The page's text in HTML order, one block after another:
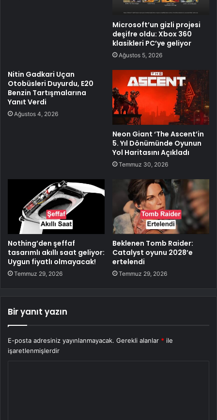
Microsoft’un gizli projesi
deşifre oldu: Xbox 360
klasikleri PC’ye geliyor
Ağustos 5, 2026
Nitin Gadkari Uçan
Otobüsleri Duyurdu, E20
Benzin Tartışmalarına
Yanıt Verdi
Ağustos 4, 2026
Neon Giant ‘The Ascent’in
5. Yıl Dönümünde Oyunun
Yol Haritasını Açıkladı
Temmuz 30, 2026
Nothing’den şeffaf
tasarımlı akıllı saat geliyor:
Uygun fiyatlı olmayacak!
Temmuz 29, 2026
Beklenen Tomb Raider:
Catalyst oyunu 2028’e
ertelendi
Temmuz 29, 2026
Bir yanıt yazın
E-posta adresiniz yayınlanmayacak. Gerekli alanlar * ile
işaretlenmişlerdir